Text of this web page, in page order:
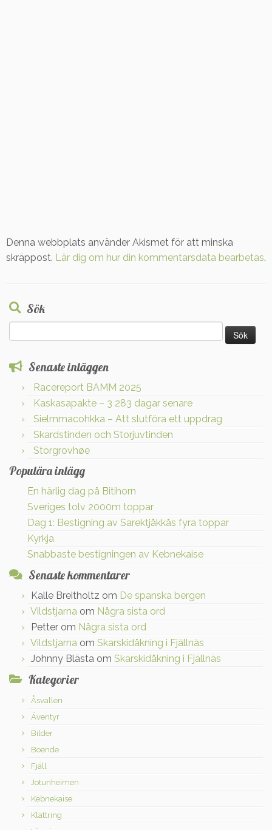
Denna webbplats använder Akismet för att minska
skräppost. Lär dig om hur din kommentarsdata bearbetas.
Sök
efter:
Senaste inläggen
Racereport BAMM 2025
Kaskasapakte – 3 283 dagar senare
Sielmmacohkka – Att slutföra ett uppdrag
Skardstinden och Storjuvtinden
Storgrovhøe
Populära inlägg
En härlig dag på Bitihorn
Sveriges tolv 2000m toppar
Dag 1: Bestigning av Sarektjåkkås fyra toppar
Kyrkja
Snabbaste bestigningen av Kebnekaise
Senaste kommentarer
Kalle Breitholtz om De spanska bergen
Vildstjarna om Några sista ord
Petter om Några sista ord
Vildstjarna om Skarskidåkning i Fjällnäs
Johnny Blästa om Skarskidåkning i Fjällnäs
Kategorier
Åsvallen
Äventyr
Bilder
Boende
Fjäll
Jotunheimen
Kebnekaise
Klättring